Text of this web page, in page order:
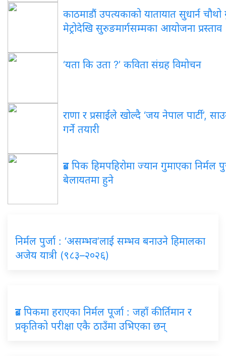
काठमाडौं उपत्यकाको यातायात सुधार्न
मेट्रोदेखि सुरुङमार्गसम्मका आयोजना प्रस्ताव
‘यता कि उता ?’ कविता संग्रह विमोचन
राणा र प्रसाईंले खोल्दै ‘जय नेपाल पार्टी’,
गर्ने तयारी
ब्रड पिक हिमपहिरोमा ज्यान गुमाएका निर्मल
बेलायतमा हुने
निर्मल पुर्जा : ‘असम्भव’लाई सम्भव बनाउने हिमालका
अजेय यात्री (९८३–२०२६)
ब्रड पिकमा हराएका निर्मल पूर्जा : जहाँ कीर्तिमान र
प्रकृतिको परीक्षा एकै ठाउँमा उभिएका छन्